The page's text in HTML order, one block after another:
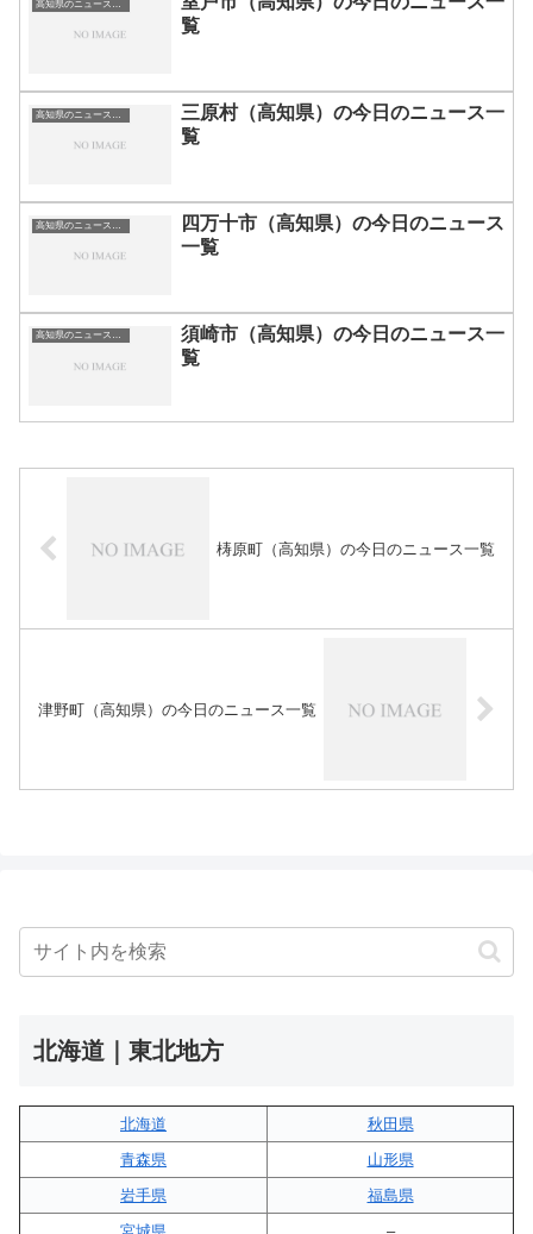
覧
三原村（高知県）の今日のニュース一
覧
四万十市（高知県）の今日のニュース
一覧
高知県のニュース一覧
須崎市（高知県）の今日のニュース一
覧
梼原町（高知県）の今日のニュース一覧
津野町（高知県）の今日のニュース一覧
北海道｜東北地方
北海道
秋田県
青森県
山形県
岩手県
福島県